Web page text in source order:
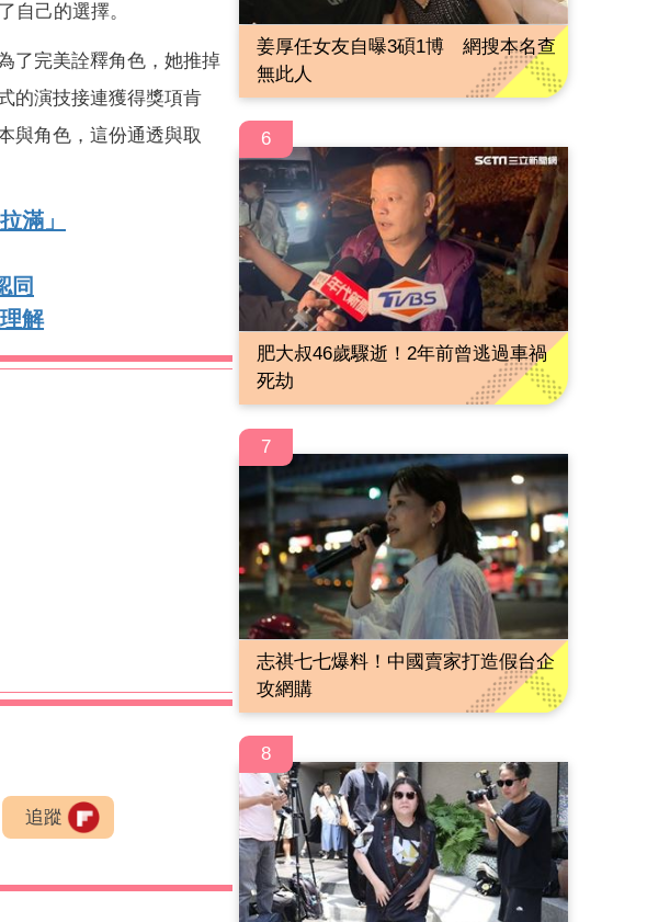
自己的選擇。
了完美詮釋角色，她推掉
的演技接連獲得獎項肯
與角色，這份通透與取
滿」
同
解
追蹤
姜厚任女友自曝3碩1博 網搜本名查
無此人
6
肥大叔46歲驟逝！2年前曾逃過車禍
死劫
7
志祺七七爆料！中國賣家打造假台企
攻網購
8